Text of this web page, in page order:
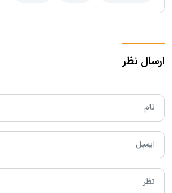
ارسال نظر